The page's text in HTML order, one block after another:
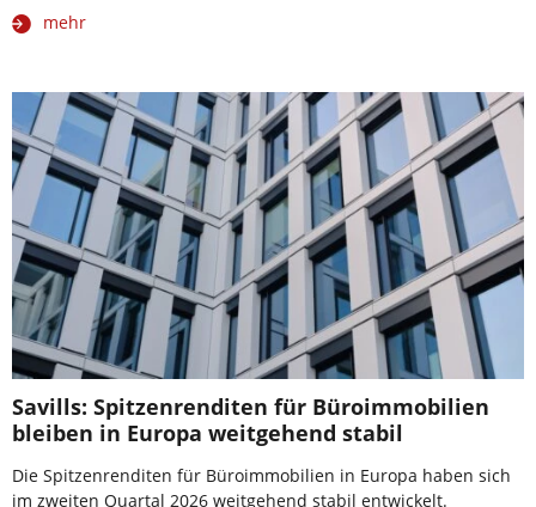
mehr
Savills: Spitzenrenditen für Büroimmobilien
bleiben in Europa weitgehend stabil
Die Spitzenrenditen für Büroimmobilien in Europa haben sich
im zweiten Quartal 2026 weitgehend stabil entwickelt.